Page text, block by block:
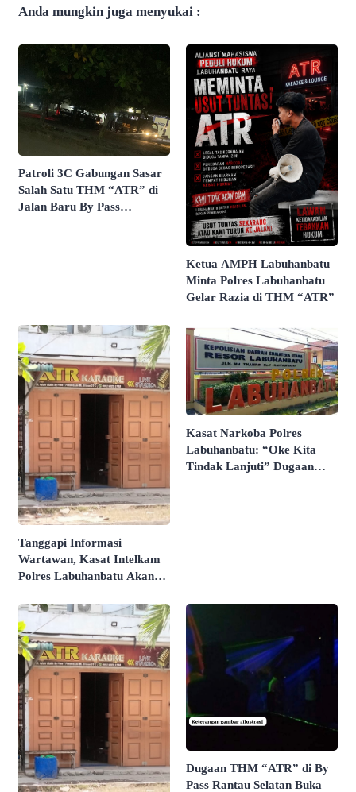
Anda mungkin juga menyukai :
Patroli 3C Gabungan Sasar
Salah Satu THM “ATR” di
Jalan Baru By Pass
Ketua AMPH Labuhanbatu
Minta Polres Labuhanbatu
Gelar Razia di THM “ATR”
Tanggapi Informasi
Wartawan, Kasat Intelkam
Polres Labuhanbatu Akan
Keramaian Soal THM
“ATR”
Kasat Narkoba Polres
Labuhanbatu: “Oke Kita
Tindak Lanjuti” Dugaan
Dugaan THM “ATR” di By
Pass Rantau Selatan Buka